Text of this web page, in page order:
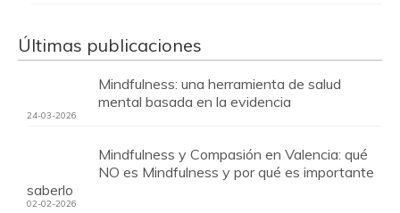
Últimas publicaciones
Mindfulness: una herramienta de salud
mental basada en la evidencia
24-03-2026
Mindfulness y Compasión en Valencia: qué
NO es Mindfulness y por qué es importante
saberlo
02-02-2026